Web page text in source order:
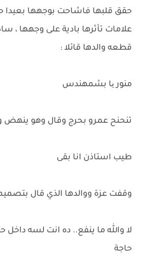
حقق قلبها فاشاحت بوجهها بعيدا
علامات تأثرها بادية على وجهها ،
قطعه والدها قائلا :
منور یا بشمهندس
تنحنح عمرو بحرج وقال وهو ينهض
طيب استاذن انا بقى
وقفت عزة ووالدها الذي قال
لا والله ما ينفع.. ده انت لسه
حاجة